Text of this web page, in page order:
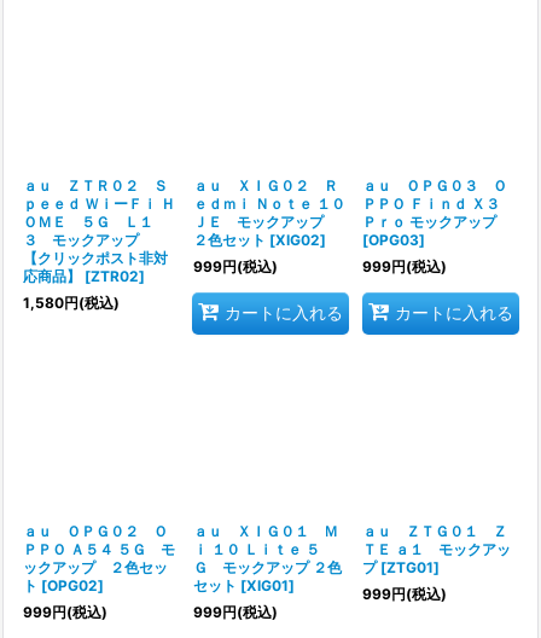
ａｕ ＺＴＲ０２ Ｓ
ｐｅｅｄ ＷｉーＦｉ Ｈ
ＯＭＥ ５Ｇ Ｌ１
３ モックアップ
【クリックポスト非対
応商品】
[ZTR02]
1,580円(税込)
ａｕ ＸＩＧ０２ Ｒ
ｅｄｍｉ Ｎｏｔｅ １０
ＪＥ モックアップ
２色セット [XIG02]
999円(税込)
カートに入れる
ａｕ ＯＰＧ０３ Ｏ
ＰＰＯ Ｆｉｎｄ Ｘ３
Ｐｒｏ モックアップ
[OPG03]
999円(税込)
カートに入れる
ａｕ ＯＰＧ０２ Ｏ
ＰＰＯ Ａ５４ ５Ｇ モ
ックアップ ２色セッ
ト [OPG02]
999円(税込)
ａｕ ＸＩＧ０１ Ｍ
ｉ １０ Ｌｉｔｅ ５
Ｇ モックアップ ２色
セット [XIG01]
999円(税込)
ａｕ ＺＴＧ０１ Ｚ
ＴＥ ａ１ モックアッ
プ [ZTG01]
999円(税込)